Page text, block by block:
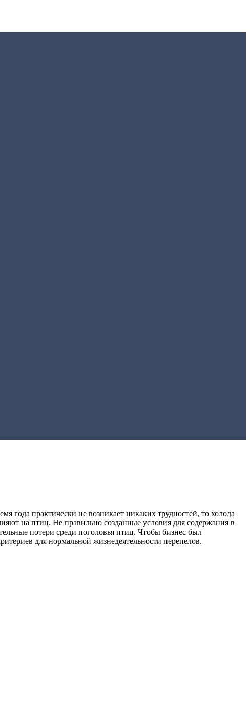
года практически не возникает никаких трудностей, то холода
на птиц. Не правильно созданные условия для содержания в
потери среди поголовья птиц. Чтобы бизнес был
для нормальной жизнедеятельности перепелов.